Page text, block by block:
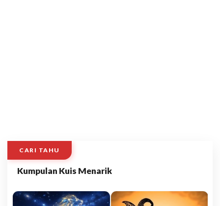
CARI TAHU
Kumpulan Kuis Menarik